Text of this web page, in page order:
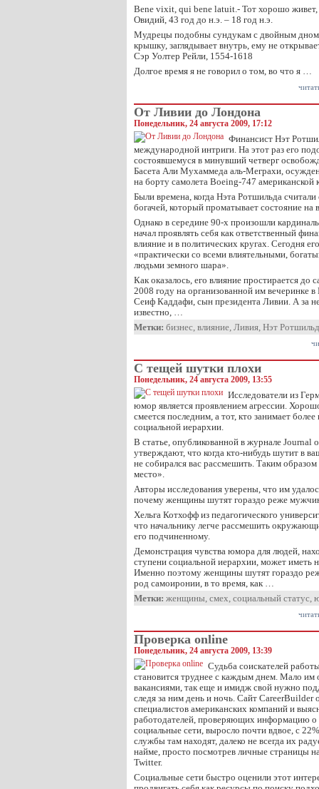
Bene vixit, qui bene latuit.- Тот хорошо живет,
Овидий, 43 год до н.э. – 18 год н.э.
Мудрецы подобны сундукам с двойным дном:
крышку, заглядывает внутрь, ему не
Сэр Уолтер Рейли, 1554-1618
Долгое время я не говорил о том, во что я …
От Ливии до Лондона
Понедельник, 24 августа 2009, 17:12
Финансист Нэт
международной интриги. На этот раз его
состоявшемуся в минувший четверг
Басета Али Мухаммеда аль-Меграхи,
на борту самолета Boeing-747 американской
Были времена, когда Нэта Ротшильда
богачей, который проматывает состояние на
Однако в середине 90-х произошли
начал проявлять себя как ответственный
влияние и в политических кругах. Сегодня
«практически со всеми влиятельными,
людьми земного шара».
Как оказалось, его влияние простирается до
2008 году на организованной им вечеринке
Сеиф Каддафи, сын президента Ливии. А за
известно, …
Метки: бизнес, влияние, Ливия, Нэт Ротшильд
С тещей шутки плохи
Понедельник, 24 августа 2009, 13:55
Исследователи из
юмор является проявлением агрессии.
смеется последним, а тот, кто занимает
социальной иерархии.
В статье, опубликованной в журнале Journal
утверждают, что когда кто-нибудь шутит в
не собирался вас рассмешить. Таким образом
место».
Авторы исследования уверены, что им
почему женщины шутят гораздо реже
Хельга Котхофф из педагогического
что начальнику легче рассмешить
его подчиненному.
Демонстрация чувства юмора для людей,
ступени социальной иерархии, может иметь
Именно поэтому женщины шутят гораздо
род самоиронии, в то время, как …
Метки: женщины, смех, социальный статус,
Проверка online
Понедельник, 24 августа 2009, 13:39
Судьба соискателей
становится труднее с каждым днем. Мало им
вакансиями, так еще и имидж свой нужно
следя за ним день и ночь. Сайт CareerBuilder
специалистов американских компаний и
работодателей, проверяющих информацию о
социальные сети, выросло почти вдвое, с
службы там находят, далеко не всегда их
найме, просто посмотрев личные страницы
Twitter.
Социальные сети быстро оценили этот